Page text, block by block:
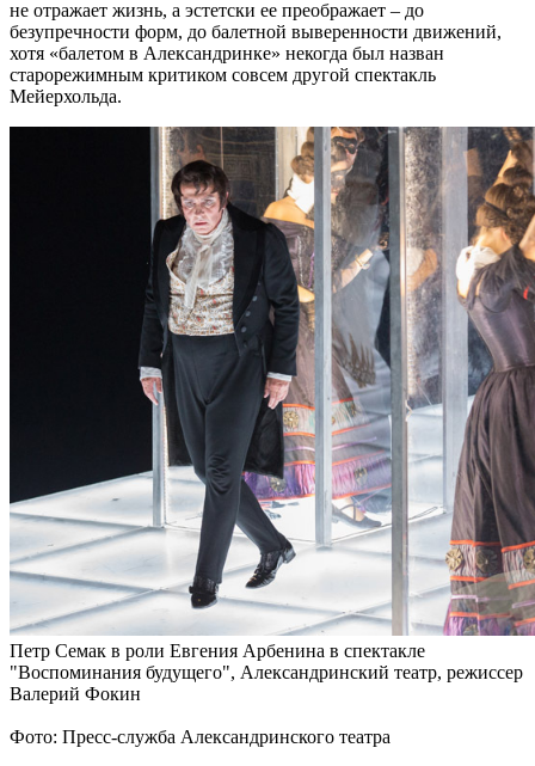
не отражает жизнь, а эстетски ее преображает – до
безупречности форм, до балетной выверенности движений,
хотя «балетом в Александринке» некогда был назван
старорежимным критиком совсем другой спектакль
Мейерхольда.
Петр Семак в роли Евгения Арбенина в спектакле
"Воспоминания будущего", Александринский театр, режиссер
Валерий Фокин
Фото: Пресс-служба Александринского театра